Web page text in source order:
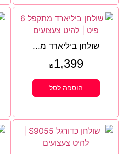
שולחן ביליארד מ...
₪1,399
הוספה לסל